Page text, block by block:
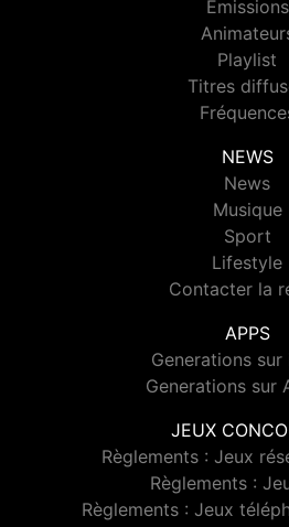
Emissions
Playlist
Titres
NEWS
News
Musique
Sport
Lifestyle
Contacter la
APPS
Generations sur
Generations sur
JEUX
Règlements : Jeux
Règlements :
Règlements : Jeux